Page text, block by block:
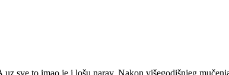
sve to imao je i lošu narav. Nakon višegodišnjeg